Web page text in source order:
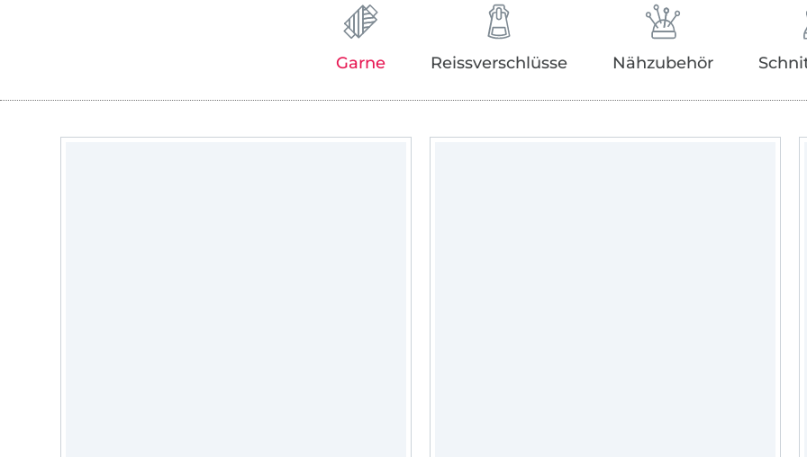
Garne Reissverschlüsse Nähzubehör